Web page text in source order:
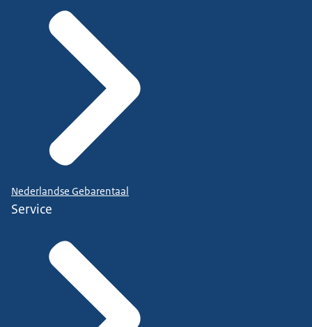
Nederlandse Gebarentaal
Service